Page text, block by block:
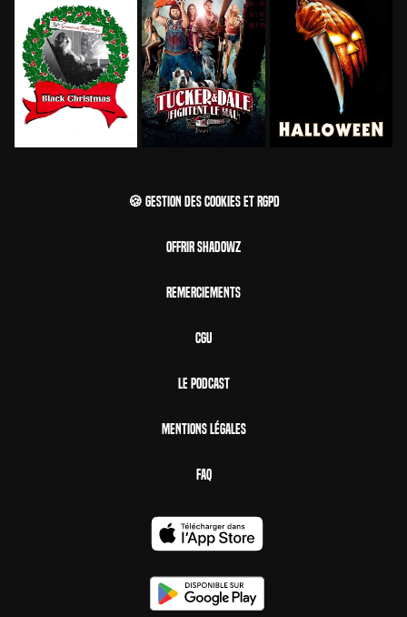
🍪 Gestion des cookies et RGPD
Offrir Shadowz
Remerciements
CGU
Le Podcast
Mentions Légales
FAQ